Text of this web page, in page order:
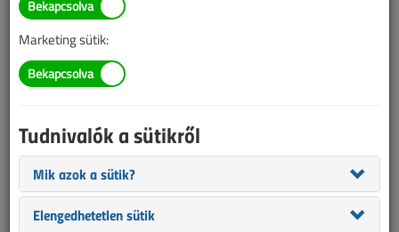
Az alábbi tartalom archív, 6 éve frissült utoljára. A cikkben szereplő
információk mára aktualitásukat veszíthették, valamint a tartalom
helyenként hiányos lehet (képek, táblázatok stb.).
Marketing sütik:
Tudnivalók a sütikről
Mik azok a sütik?
Elengedhetetlen sütik